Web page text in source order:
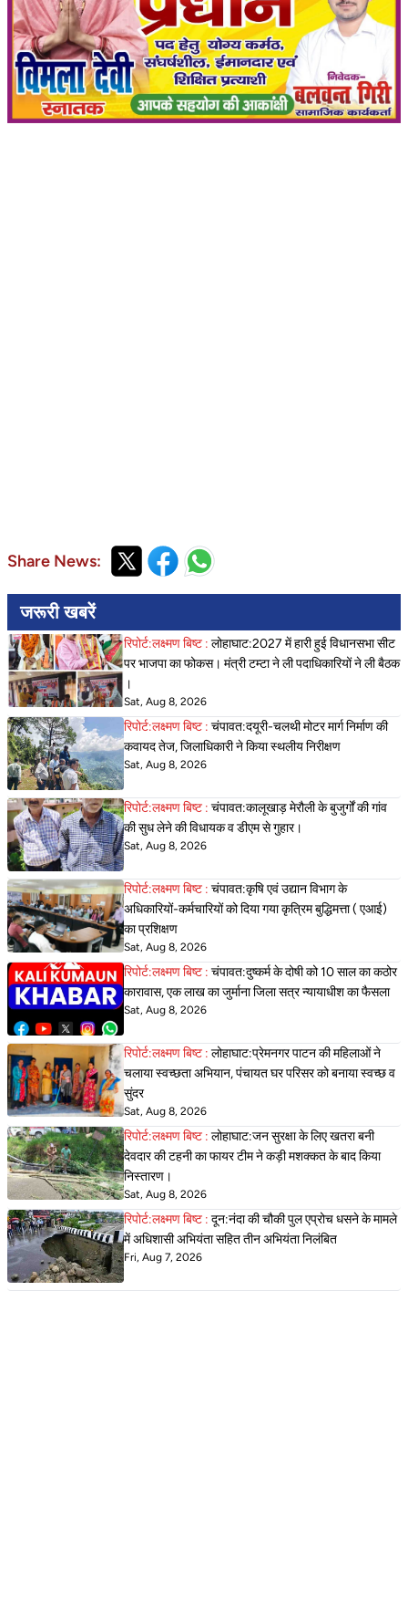
Share News:
जरूरी खबरें
रिपोर्ट:लक्ष्मण बिष्ट : लोहाघाट:2027 में हारी हुई विधानसभा सीट
पर भाजपा का फोकस। मंत्री टम्टा ने ली पदाधिकारियों ने ली बैठक
।
Sat, Aug 8, 2026
रिपोर्ट:लक्ष्मण बिष्ट : चंपावत:दयूरी-चलथी मोटर मार्ग निर्माण की
कवायद तेज, जिलाधिकारी ने किया स्थलीय निरीक्षण
Sat, Aug 8, 2026
रिपोर्ट:लक्ष्मण बिष्ट : चंपावत:कालूखाड़ मेरौली के बुजुर्गों की गांव
की सुध लेने की विधायक व डीएम से गुहार।
Sat, Aug 8, 2026
रिपोर्ट:लक्ष्मण बिष्ट : चंपावत:कृषि एवं उद्यान विभाग के
अधिकारियों-कर्मचारियों को दिया गया कृत्रिम बुद्धिमत्ता ( एआई)
का प्रशिक्षण
Sat, Aug 8, 2026
रिपोर्ट:लक्ष्मण बिष्ट : चंपावत:दुष्कर्म के दोषी को 10 साल का कठोर
कारावास, एक लाख का जुर्माना जिला सत्र न्यायाधीश का फैसला
Sat, Aug 8, 2026
रिपोर्ट:लक्ष्मण बिष्ट : लोहाघाट:प्रेमनगर पाटन की महिलाओं ने
चलाया स्वच्छता अभियान, पंचायत घर परिसर को बनाया स्वच्छ व
सुंदर
Sat, Aug 8, 2026
रिपोर्ट:लक्ष्मण बिष्ट : लोहाघाट:जन सुरक्षा के लिए खतरा बनी
देवदार की टहनी का फायर टीम ने कड़ी मशक्कत के बाद किया
निस्तारण।
Sat, Aug 8, 2026
रिपोर्ट:लक्ष्मण बिष्ट : दून:नंदा की चौकी पुल एप्रोच धसने के मामले
में अधिशासी अभियंता सहित तीन अभियंता निलंबित
Fri, Aug 7, 2026